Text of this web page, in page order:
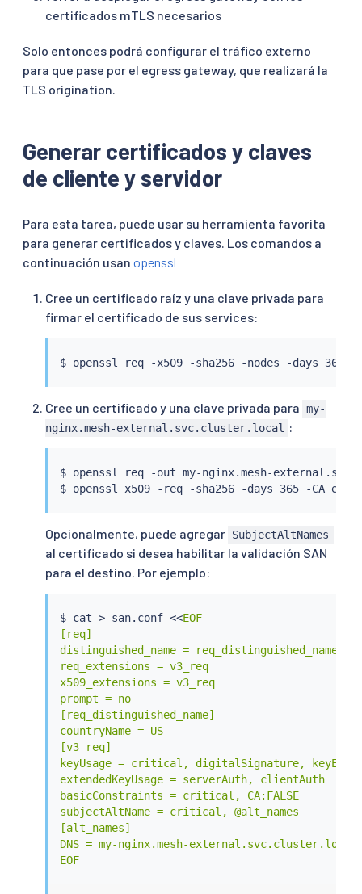
certificados mTLS necesarios
Solo entonces podrá configurar el tráfico externo
para que pase por el egress gateway, que realizará la
TLS origination.
Generar certificados y claves
de cliente y servidor
Para esta tarea, puede usar su herramienta favorita
para generar certificados y claves. Los comandos a
continuación usan openssl
Cree un certificado raíz y una clave privada para
firmar el certificado de sus services:
$ openssl req -x509 -sha256 -nodes -days 365
Cree un certificado y una clave privada para my-
nginx.mesh-external.svc.cluster.local
:
$ openssl req -out my-nginx.mesh-
Opcionalmente, puede agregar SubjectAltNames
al certificado si desea habilitar la validación SAN
para el destino. Por ejemplo:
$ cat > san.conf <<EOF
[req]
distinguished_name = req_distinguished_name
req_extensions = v3_req
x509_extensions = v3_req
prompt = no
[req_distinguished_name]
countryName = US
[v3_req]
keyUsage = critical, digitalSignature,
extendedKeyUsage = serverAuth, clientAuth
basicConstraints = critical, CA:FALSE
subjectAltName = critical, @alt_names
[alt_names]
DNS = my-nginx.mesh-external.svc.cluster.local
EOF